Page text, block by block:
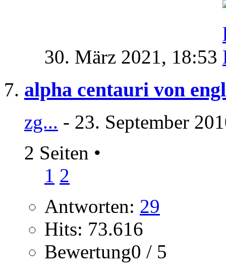
30. März 2021, 18:53
alpha centauri von
zg... - 23. September
2 Seiten •
1 2
Antworten: 29
Hits: 73.616
Bewertung0 / 5